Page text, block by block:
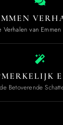
Verhalen van
Betoverende